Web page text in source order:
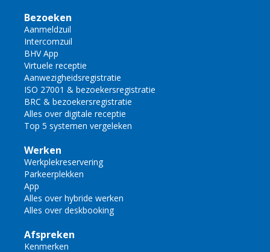
Bezoeken
Aanmeldzuil
Intercomzuil
BHV App
Virtuele receptie
Aanwezigheidsregistratie
ISO 27001 & bezoekersregistratie
BRC & bezoekersregistratie
Alles over digitale receptie
Top 5 systemen vergeleken
Werken
Werkplekreservering
Parkeerplekken
App
Alles over hybride werken
Alles over deskbooking
Afspreken
Kenmerken